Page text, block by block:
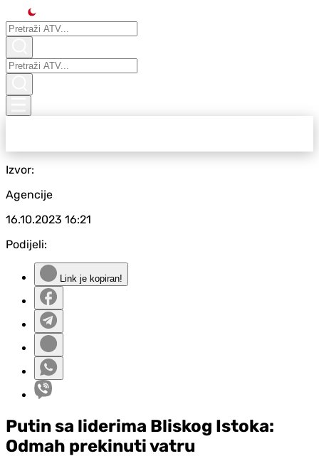
Izvor:
Agencije
16.10.2023 16:21
Podijeli:
Link je kopiran!
Putin sa liderima Bliskog Istoka:
Odmah prekinuti vatru